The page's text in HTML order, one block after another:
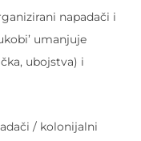
napadači i
umanjuje
ubojstva) i
/ kolonijalni